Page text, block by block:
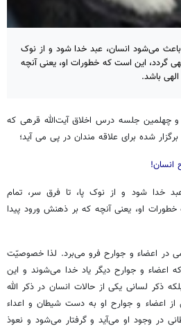
می‌شود انسان، عبد خدا شود و از نوک
گردد، این است که خطورات او، یعنی آنچه
باشد.
چهلمین جلسه درس اخلاق آیت‌الله قرهی که
شده برای علاقه مندان در پی می آید؛
انسان!
خدا شود و از نوک پا، تا فرق سر، تمام
او، یعنی آنچه که بر ذهنش ورود پیدا
در اعضاء و جوارح فرو می‌برد. لذا خصوصیّت
اعضاء و جوارح دیگر یاد خدا می‌شوند و این
ذکر لسانی یکی از حالات انسان در ذکر الله
از اعضاء و جوارح او به دست شیطان و اعداء
در وجود او می‌آید و گرفتار می‌شود و نعوذ